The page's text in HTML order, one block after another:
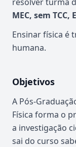
MEC, sem TCC,
Ensinar física é
humana.
Objetivos
A Pós-
Física forma o
a investigação
sai do curso